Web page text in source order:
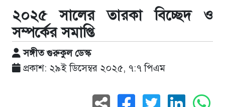
২০২৫ সালের তারকা বিচ্ছেদ ও
সম্পর্কের সমাপ্তি
সঙ্গীত গুরুকুল ডেস্ক
প্রকাশ: ২৯ই ডিসেম্বর ২০২৫, ৭:৭ পিএম